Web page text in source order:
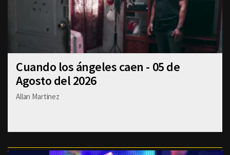
Cuando los ángeles caen - 05 de
Agosto del 2026
Allan Martinez